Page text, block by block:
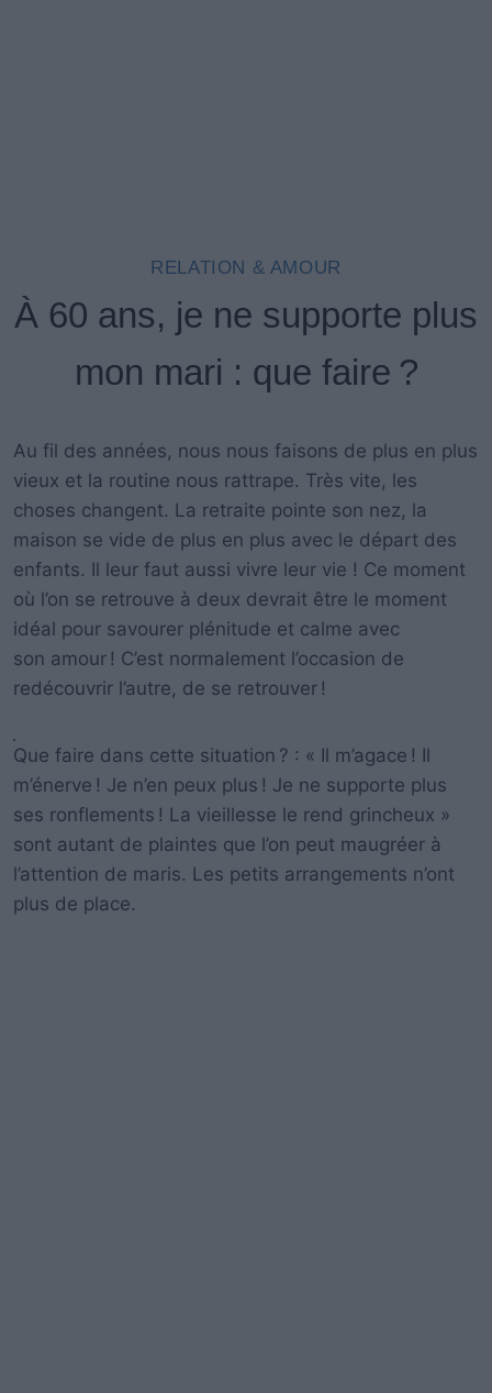
RELATION & AMOUR
À 60 ans, je ne supporte plus
mon mari : que faire ?
Au fil des années, nous nous faisons de plus en plus
vieux et la routine nous rattrape. Très vite, les
choses changent. La retraite pointe son nez, la
maison se vide de plus en plus avec le départ des
enfants. Il leur faut aussi vivre leur vie ! Ce moment
où l’on se retrouve à deux devrait être le moment
idéal pour savourer plénitude et calme avec
son amour ! C’est normalement l’occasion de
redécouvrir l’autre, de se retrouver !
Que faire dans cette situation ? : « Il m’agace ! Il
m’énerve ! Je n’en peux plus ! Je ne supporte plus
ses ronflements ! La vieillesse le rend grincheux »
sont autant de plaintes que l’on peut maugréer à
l’attention de maris. Les petits arrangements n’ont
plus de place.